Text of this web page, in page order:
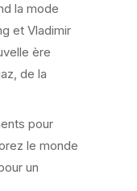
la mode
et Vladimir
ère
de la
pour
le monde
un